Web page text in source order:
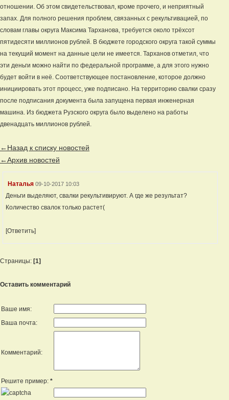
отношении. Об этом свидетельствовал, кроме прочего, и неприятный
запах. Для полного решения проблем, связанных с рекультивацией, по
словам главы округа Максима Тарханова, требуется около трёхсот
пятидесяти миллионов рублей. В бюджете городского округа такой суммы
на текущий момент на данные цели не имеется. Тарханов отметил, что
эти деньги можно найти по федеральной программе, а для этого нужно
будет войти в неё. Соответствующее постановление, которое должно
инициировать этот процесс, уже подписано. На территорию свалки сразу
после подписания документа была запущена первая инженерная
машина. Из бюджета Рузского округа было выделено на работы
двенадцать миллионов рублей.
←Назад к списку новостей
←Архив новостей
Наталья 09-10-2017 10:03
Деньги выделяют, свалки рекультивируют. А где же результат?
Количество свалок только растет(
[Ответить]
Страницы: [1]
Оставить комментарий
Ваше имя:
Ваша почта:
Комментарий:
Решите пример: *